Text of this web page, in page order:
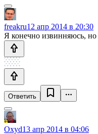
freakru12 апр 2014 в 20:30
Я конечно извинняюсь, но
Ответить
Oxyd13 апр 2014 в 04:06